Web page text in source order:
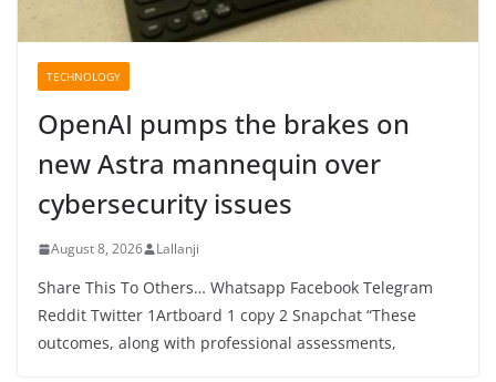
TECHNOLOGY
OpenAI pumps the brakes on
new Astra mannequin over
cybersecurity issues
August 8, 2026 Lallanji
Share This To Others… Whatsapp Facebook Telegram
Reddit Twitter 1Artboard 1 copy 2 Snapchat “These
outcomes, along with professional assessments,